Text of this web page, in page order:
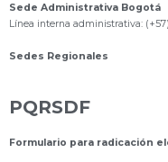
Sede Administrativa Bogotá
Línea interna administrativa: (+57)
Sedes Regionales
PQRSDF
Formulario para radicación